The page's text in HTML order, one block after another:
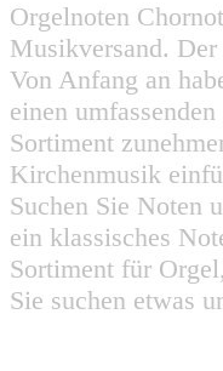
Orgelnoten
Musikversand.
Von Anfang an
einen
Sortiment
Kirchenmusik
Suchen Sie Noten
ein klassisches
Sortiment für
Sie suchen etwas